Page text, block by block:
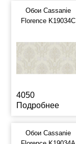
Обои Cassanie
Florence K19034C
4050
Подробнее
Обои Cassanie